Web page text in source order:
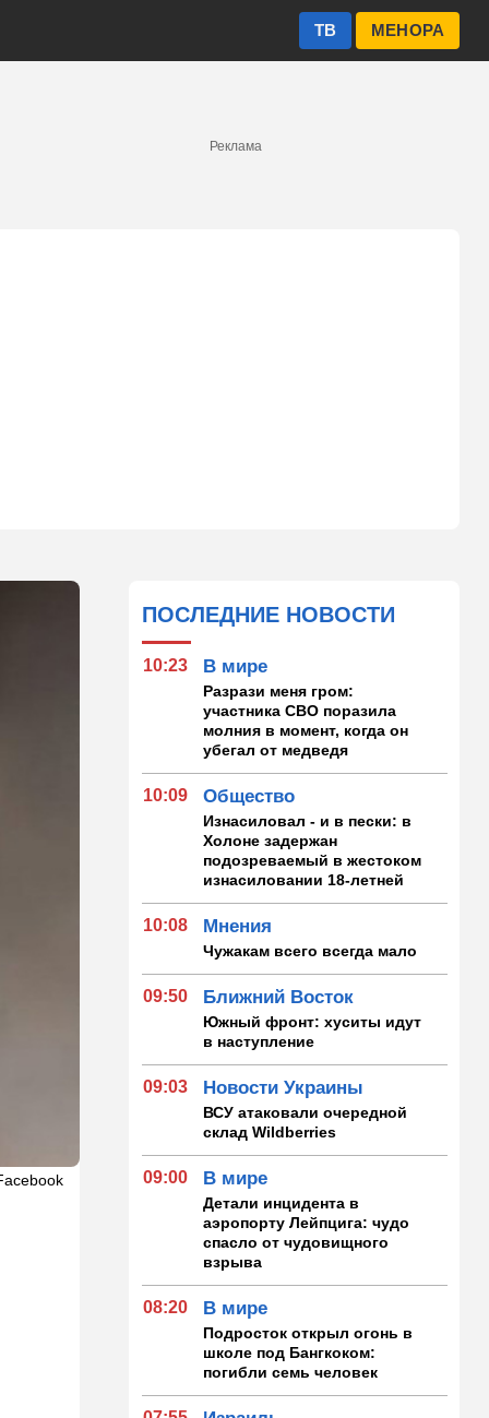
МЕНОРА
ТВ
Реклама
ПОСЛЕДНИЕ НОВОСТИ
10:23 В мире
Разрази меня гром:
участника СВО поразила
молния в момент, когда он
убегал от медведя
10:09 Общество
Изнасиловал - и в пески: в
Холоне задержан
подозреваемый в жестоком
изнасиловании 18-летней
10:08 Мнения
Чужакам всего всегда мало
09:50 Ближний Восток
Южный фронт: хуситы идут
в наступление
09:03 Новости Украины
ВСУ атаковали очередной
склад Wildberries
09:00 В мире
Детали инцидента в
аэропорту Лейпцига: чудо
спасло от чудовищного
взрыва
08:20 В мире
Подросток открыл огонь в
школе под Бангкоком:
погибли семь человек